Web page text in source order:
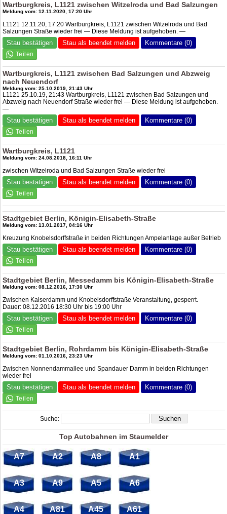
Wartburgkreis, L1121 zwischen Witzelroda und Bad Salzungen
Meldung vom: 12.11.2020, 17:20 Uhr
L1121 12.11.20, 17:20 Wartburgkreis, L1121 zwischen Witzelroda und Bad
Salzungen Straße wieder frei — Diese Meldung ist aufgehoben. —
Stau bestätigen Stau als beendet melden Kommentare (0)
Wartburgkreis, L1121 zwischen Bad Salzungen und Abzweig
nach Neuendorf
Meldung vom: 25.10.2019, 21:43 Uhr
L1121 25.10.19, 21:43 Wartburgkreis, L1121 zwischen Bad Salzungen und
Abzweig nach Neuendorf Straße wieder frei — Diese Meldung ist aufgehoben.
—
Stau bestätigen Stau als beendet melden Kommentare (0)
Wartburgkreis, L1121
Meldung vom: 24.08.2018, 16:11 Uhr
zwischen Witzelroda und Bad Salzungen Straße wieder frei
Stau bestätigen Stau als beendet melden Kommentare (0)
Stadtgebiet Berlin, Königin-Elisabeth-Straße
Meldung vom: 13.01.2017, 04:16 Uhr
Kreuzung Knobelsdorffstraße in beiden Richtungen Ampelanlage außer Betrieb
Stau bestätigen Stau als beendet melden Kommentare (0)
Stadtgebiet Berlin, Messedamm bis Königin-Elisabeth-Straße
Meldung vom: 08.12.2016, 17:30 Uhr
Zwischen Kaiserdamm und Knobelsdorffstraße Veranstaltung, gesperrt.
Dauer: 08.12.2016 18:30 Uhr bis 19:00 Uhr
Stau bestätigen Stau als beendet melden Kommentare (0)
Stadtgebiet Berlin, Rohrdamm bis Königin-Elisabeth-Straße
Meldung vom: 01.10.2016, 23:23 Uhr
Zwischen Nonnendammallee und Spandauer Damm in beiden Richtungen
wieder frei
Stau bestätigen Stau als beendet melden Kommentare (0)
Suche:
Top Autobahnen im Staumelder
A7 A2 A8 A1
A3 A9 A5 A6
A4 A81 A45 A61